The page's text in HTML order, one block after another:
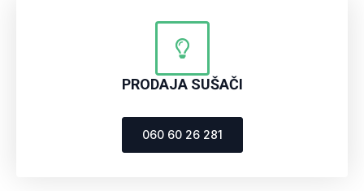
PRODAJA SUŠAČI
060 60 26 281